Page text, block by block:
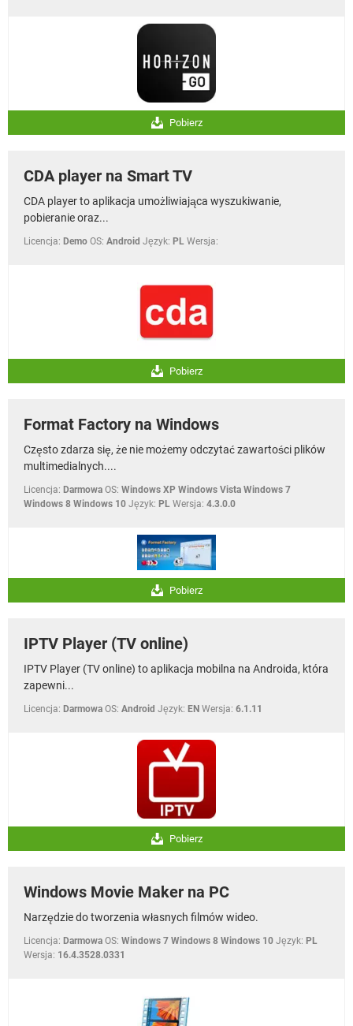
Pobierz
CDA player na Smart TV
CDA player to aplikacja umożliwiająca wyszukiwanie,
pobieranie oraz...
Licencja: Demo OS: Android Język: PL Wersja:
Pobierz
Format Factory na Windows
Często zdarza się, że nie możemy odczytać zawartości plików
multimedialnych....
Licencja: Darmowa OS: Windows XP Windows Vista Windows 7
Windows 8 Windows 10 Język: PL Wersja: 4.3.0.0
Pobierz
IPTV Player (TV online)
IPTV Player (TV online) to aplikacja mobilna na Androida, która
zapewni...
Licencja: Darmowa OS: Android Język: EN Wersja: 6.1.11
Pobierz
Windows Movie Maker na PC
Narzędzie do tworzenia własnych filmów wideo.
Licencja: Darmowa OS: Windows 7 Windows 8 Windows 10 Język: PL
Wersja: 16.4.3528.0331